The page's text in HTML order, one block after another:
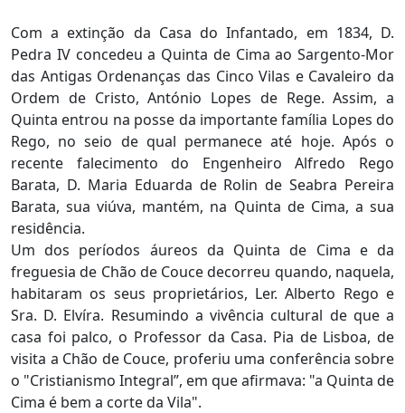
Com a extinção da Casa do Infantado, em 1834, D.
Pedra IV concedeu a Quinta de Cima ao Sargento-Mor
das Antigas Ordenanças das Cinco Vilas e Cavaleiro da
Ordem de Cristo, António Lopes de Rege. Assim, a
Quinta entrou na posse da importante família Lopes do
Rego, no seio de qual permanece até hoje. Após o
recente falecimento do Engenheiro Alfredo Rego
Barata, D. Maria Eduarda de Rolin de Seabra Pereira
Barata, sua viúva, mantém, na Quinta de Cima, a sua
residência.
Um dos períodos áureos da Quinta de Cima e da
freguesia de Chão de Couce decorreu quando, naquela,
habitaram os seus proprietários, Ler. Alberto Rego e
Sra. D. Elvíra. Resumindo a vivência cultural de que a
casa foi palco, o Professor da Casa. Pia de Lisboa, de
visita a Chão de Couce, proferiu uma conferência sobre
o "Cristianismo Integral”, em que afirmava: "a Quinta de
Cima é bem a corte da Vila".